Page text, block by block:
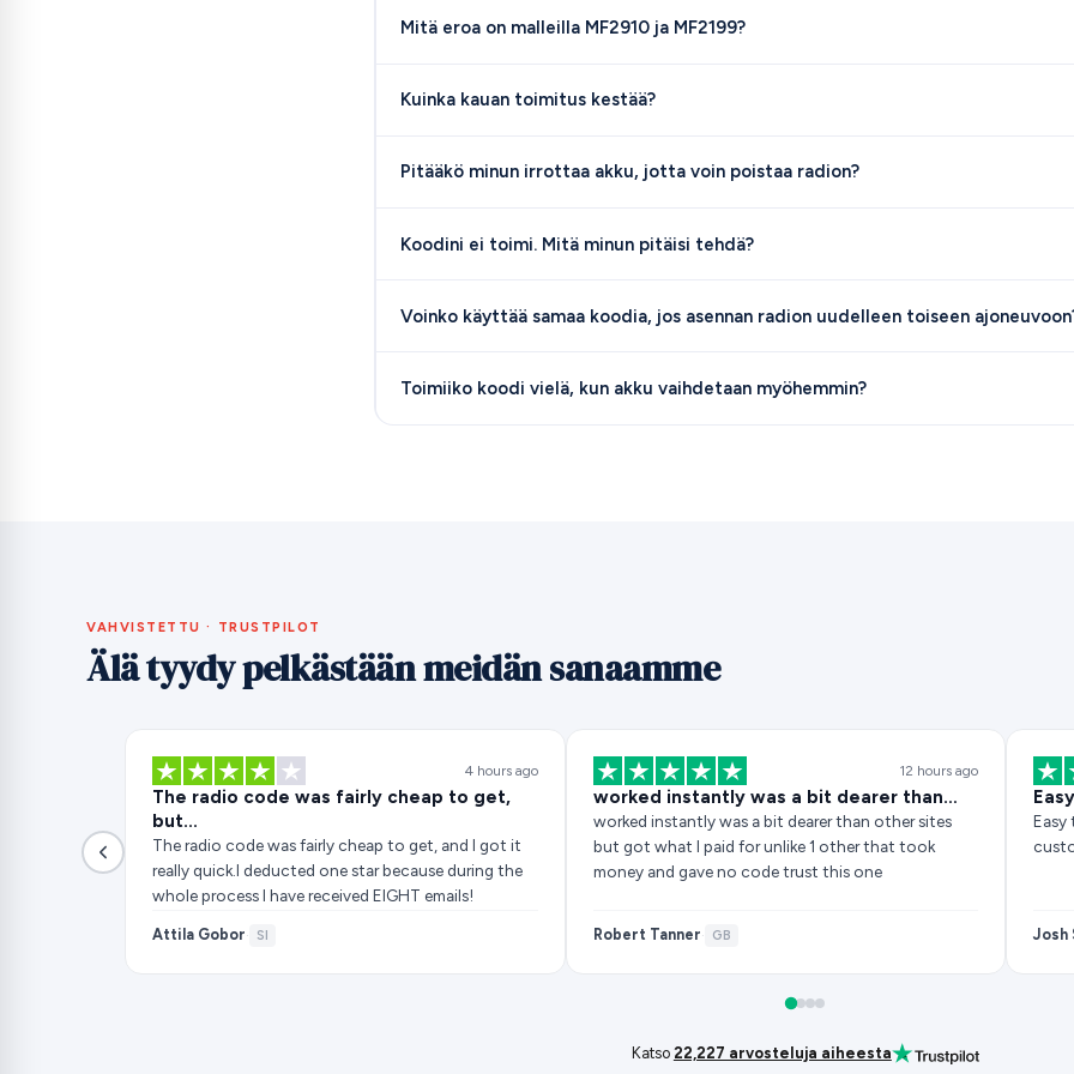
Mitä eroa on malleilla MF2910 ja MF2199?
Kuinka kauan toimitus kestää?
Pitääkö minun irrottaa akku, jotta voin poistaa radion?
Koodini ei toimi. Mitä minun pitäisi tehdä?
Voinko käyttää samaa koodia, jos asennan radion uudelleen toiseen
Toimiiko koodi vielä, kun akku vaihdetaan myöhemmin?
VAHVISTETTU · TRUSTPILOT
Älä tyydy pelkästään meidän sanaamme
4 hours ago
The radio code was fairly cheap to get,
but...
The radio code was fairly cheap to get, and I got it
really quick.I deducted one star because during the
whole process I have received EIGHT emails!
Attila Gobor· SI
12 hours ago
worked instantly was a bit dearer than…
worked instantly was a bit dearer than other sites
but got what I paid for unlike 1 other that took
money and gave no code trust this one
Robert Tanner· GB Josh
Katso 22,227 arvosteluja aiheesta